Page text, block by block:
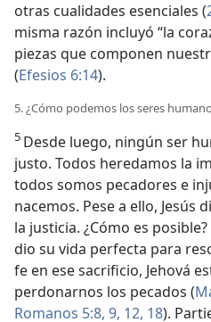
otras cualidades esenciales (
misma razón incluyó “la
piezas que componen
(Efesios 6:14).
5. ¿Cómo podemos los seres
5 Desde luego, ningún ser
justo. Todos heredamos la
todos somos pecadores e
nacemos. Pese a ello, Jesús
la justicia. ¿Cómo es
dio su vida perfecta para
fe en ese sacrificio, Jehová
perdonarnos los pecados (
Romanos 5:8, 9, 12, 18).